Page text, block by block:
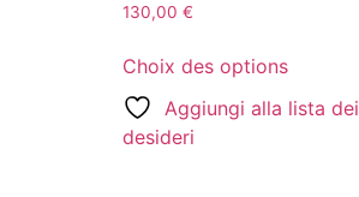
130,00 €
Choix des options
Aggiungi alla lista dei
desideri